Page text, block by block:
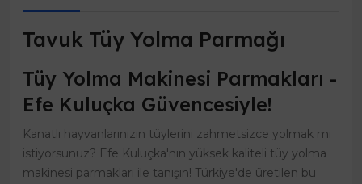
Tavuk Tüy Yolma Parmağı
Tüy Yolma Makinesi Parmakları -
Efe Kuluçka Güvencesiyle!
Kanatlı hayvanlarınızın tüylerini zahmetsizce yolmak mı
istiyorsunuz? Efe Kuluçka'nın yüksek kaliteli tüy yolma
makinesi parmakları ile tanışın! Türkiye'de üretilen bu